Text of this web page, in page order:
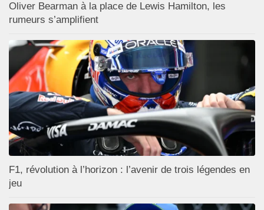
Oliver Bearman à la place de Lewis Hamilton, les
rumeurs s’amplifient
F1, révolution à l’horizon : l’avenir de trois légendes en
jeu